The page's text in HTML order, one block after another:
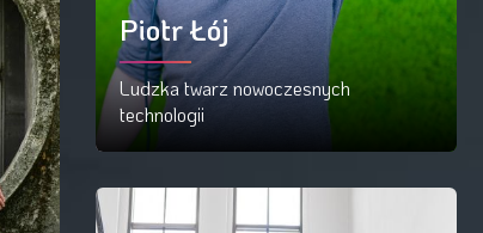
Piotr Łój
Ludzka twarz nowoczesnych
technologii
Czytaj więcej